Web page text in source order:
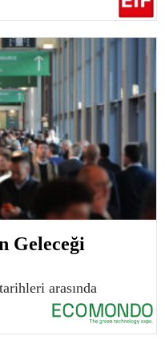
Geleceği
arasında